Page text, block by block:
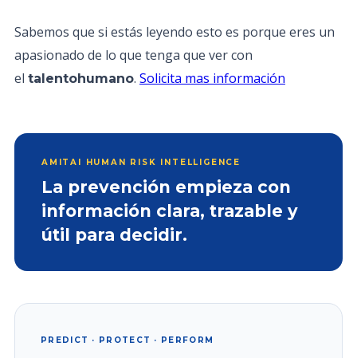
Sabemos que si estás leyendo esto es porque eres un
apasionado de lo que tenga que ver con
el talentohumano. Solicita mas información
AMITAI HUMAN RISK INTELLIGENCE
La prevención empieza con
información clara, trazable y
útil para decidir.
PREDICT · PROTECT · PERFORM